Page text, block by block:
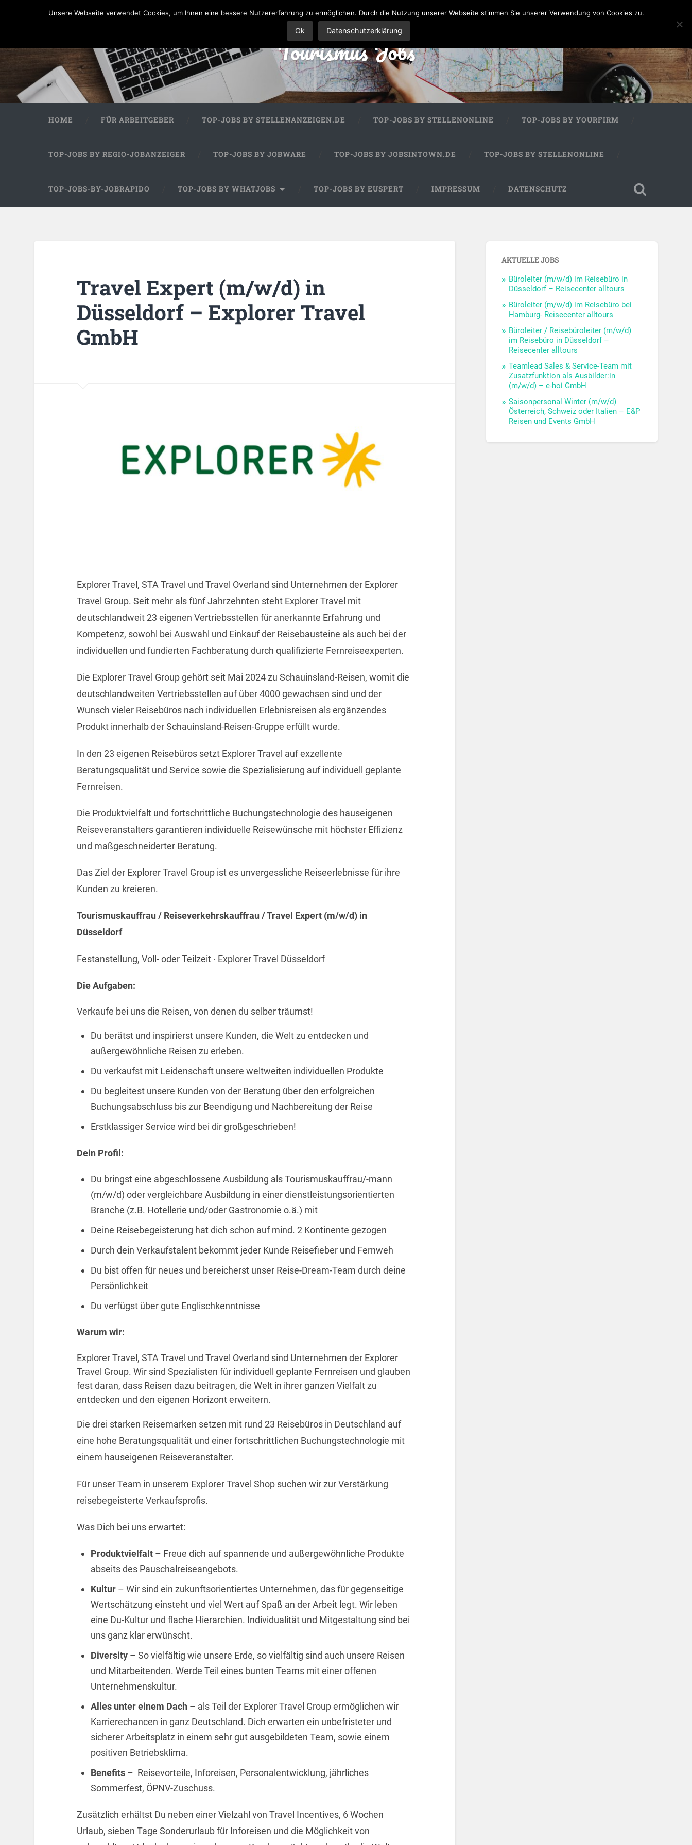
Tourismus Jobs
HOME FÜR ARBEITGEBER TOP-JOBS BY STELLENANZEIGEN.DE TOP-JOBS BY STELLENONLINE TOP-JOBS BY YOURFIRM
TOP-JOBS BY REGIO-JOBANZEIGER TOP-JOBS BY JOBWARE TOP-JOBS BY JOBSINTOWN.DE TOP-JOBS BY STELLENONLINE
TOP-JOBS-BY-JOBRAPIDO TOP-JOBS BY WHATJOBS TOP-JOBS BY EUSPERT IMPRESSUM DATENSCHUTZ
Travel Expert (m/w/d) in
Düsseldorf – Explorer Travel
GmbH
Explorer Travel, STA Travel und Travel Overland sind Unternehmen der Explorer
Travel Group. Seit mehr als fünf Jahrzehnten steht Explorer Travel mit
deutschlandweit 23 eigenen Vertriebsstellen für anerkannte Erfahrung und
Kompetenz, sowohl bei Auswahl und Einkauf der Reisebausteine als auch bei der
individuellen und fundierten Fachberatung durch qualifizierte Fernreiseexperten.
Die Explorer Travel Group gehört seit Mai 2024 zu Schauinsland-Reisen, womit die
deutschlandweiten Vertriebsstellen auf über 4000 gewachsen sind und der
Wunsch vieler Reisebüros nach individuellen Erlebnisreisen als ergänzendes
Produkt innerhalb der Schauinsland-Reisen-Gruppe erfüllt wurde.
In den 23 eigenen Reisebüros setzt Explorer Travel auf exzellente
Beratungsqualität und Service sowie die Spezialisierung auf individuell geplante
Fernreisen.
Die Produktvielfalt und fortschrittliche Buchungstechnologie des hauseigenen
Reiseveranstalters garantieren individuelle Reisewünsche mit höchster Effizienz
und maßgeschneiderter Beratung.
Das Ziel der Explorer Travel Group ist es unvergessliche Reiseerlebnisse für ihre
Kunden zu kreieren.
Tourismuskauffrau / Reiseverkehrskauffrau / Travel Expert (m/w/d) in
Düsseldorf
Festanstellung, Voll- oder Teilzeit · Explorer Travel Düsseldorf
Die Aufgaben:
Verkaufe bei uns die Reisen, von denen du selber träumst!
Du berätst und inspirierst unsere Kunden, die Welt zu entdecken und
außergewöhnliche Reisen zu erleben.
Du verkaufst mit Leidenschaft unsere weltweiten individuellen Produkte
Du begleitest unsere Kunden von der Beratung über den erfolgreichen
Buchungsabschluss bis zur Beendigung und Nachbereitung der Reise
Erstklassiger Service wird bei dir großgeschrieben!
Dein Profil:
Du bringst eine abgeschlossene Ausbildung als Tourismuskauffrau/-mann
(m/w/d) oder vergleichbare Ausbildung in einer dienstleistungsorientierten
Branche (z.B. Hotellerie und/oder Gastronomie o.ä.) mit
Deine Reisebegeisterung hat dich schon auf mind. 2 Kontinente gezogen
Durch dein Verkaufstalent bekommt jeder Kunde Reisefieber und Fernweh
Du bist offen für neues und bereicherst unser Reise-Dream-Team durch deine
Persönlichkeit
Du verfügst über gute Englischkenntnisse
Warum wir:
Explorer Travel, STA Travel und Travel Overland sind Unternehmen der Explorer
Travel Group. Wir sind Spezialisten für individuell geplante Fernreisen und glauben
fest daran, dass Reisen dazu beitragen, die Welt in ihrer ganzen Vielfalt zu
entdecken und den eigenen Horizont erweitern.
Die drei starken Reisemarken setzen mit rund 23 Reisebüros in Deutschland auf
eine hohe Beratungsqualität und einer fortschrittlichen Buchungstechnologie mit
einem hauseigenen Reiseveranstalter.
Für unser Team in unserem Explorer Travel Shop suchen wir zur Verstärkung
reisebegeisterte Verkaufsprofis.
Was Dich bei uns erwartet:
Produktvielfalt– Freue dich auf spannende und außergewöhnliche Produkte
abseits des Pauschalreiseangebots.
Kultur – Wir sind ein zukunftsorientiertes Unternehmen, das für gegenseitige
Wertschätzung einsteht und viel Wert auf Spaß an der Arbeit legt. Wir leben
eine Du-Kultur und flache Hierarchien. Individualität und Mitgestaltung sind bei
uns ganz klar erwünscht.
Diversity – So vielfältig wie unsere Erde, so vielfältig sind auch unsere Reisen
und Mitarbeitenden. Werde Teil eines bunten Teams mit einer offenen
Unternehmenskultur.
Alles unter einem Dach – alsTeil der Explorer Travel Group ermöglichen wir
Karrierechancen in ganz Deutschland. Dich erwarten ein unbefristeter und
sicherer Arbeitsplatz in einem sehr gut ausgebildeten Team, sowie einem
positiven Betriebsklima.
Benefits– Reisevorteile, Inforeisen, Personalentwicklung, jährliches
Sommerfest, ÖPNV-Zuschuss.
Zusätzlich erhältst Du neben einer Vielzahl von Travel Incentives, 6 Wochen
Urlaub, sieben Tage Sonderurlaub für Inforeisen und die Möglichkeit von
AKTUELLE JOBS
Büroleiter (m/w/d) im Reisebüro in
Düsseldorf – Reisecenter alltours
Büroleiter (m/w/d) im Reisebüro bei
Hamburg- Reisecenter alltours
Büroleiter / Reisebüroleiter (m/w/d)
im Reisebüro in Düsseldorf –
Reisecenter alltours
Teamlead Sales & Service-Team mit
Zusatzfunktion als Ausbilder:in
(m/w/d) – e-hoi GmbH
Saisonpersonal Winter (m/w/d)
Österreich, Schweiz oder Italien – E&P
Reisen und Events GmbH
Unsere Webseite verwendet Cookies, um Ihnen eine bessere Nutzererfahrung zu ermöglichen. Durch die Nutzung unserer Webseite stimmen Sie unserer Verwendung von Cookies zu.
Ok Datenschutzerklärung